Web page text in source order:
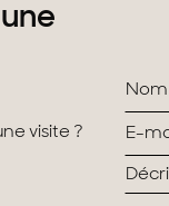
visite ?